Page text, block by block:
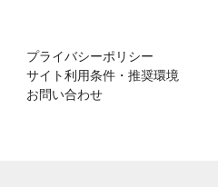
プライバシーポリシー
サイト利用条件・推奨環境
お問い合わせ